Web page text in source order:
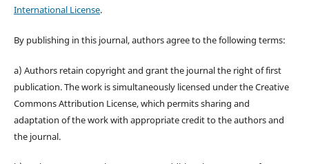
International License.
By publishing in this journal, authors agree to the following terms:
a) Authors retain copyright and grant the journal the right of first
publication. The work is simultaneously licensed under the Creative
Commons Attribution License, which permits sharing and
adaptation of the work with appropriate credit to the authors and
the journal.